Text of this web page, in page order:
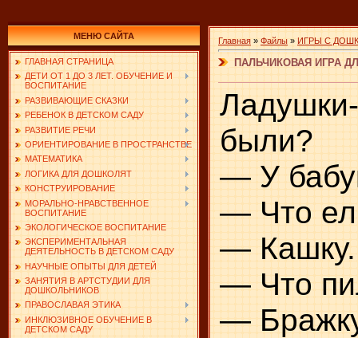
МЕНЮ САЙТА
ГЛАВНАЯ СТРАНИЦА
ДЕТИ ОТ 1 ДО 3 ЛЕТ. ОБУЧЕНИЕ И
ВОСПИТАНИЕ
РАЗВИВАЮЩИЕ СКАЗКИ
РЕБЕНОК В ДЕТСКОМ САДУ
РАЗВИТИЕ РЕЧИ
ОРИЕНТИРОВАНИЕ В ПРОСТРАНСТВЕ
МАТЕМАТИКА
ЛОГИКА ДЛЯ ДОШКОЛЯТ
КОНСТРУИРОВАНИЕ
МОРАЛЬНО-НРАВСТВЕННОЕ
ВОСПИТАНИЕ
ЭКОЛОГИЧЕСКОЕ ВОСПИТАНИЕ
ЭКСПЕРИМЕНТАЛЬНАЯ
ДЕЯТЕЛЬНОСТЬ В ДЕТСКОМ САДУ
НАУЧНЫЕ ОПЫТЫ ДЛЯ ДЕТЕЙ
ЗАНЯТИЯ В АРТСТУДИИ ДЛЯ
ДОШКОЛЬНИКОВ
ПРАВОСЛАВАЯ ЭТИКА
ИНКЛЮЗИВНОЕ ОБУЧЕНИЕ В
ДЕТСКОМ САДУ
Главная » Файлы » ИГРЫ С
ПАЛЬЧИКОВАЯ ИГРА
были?
— У
— Что
— Кашку.
— Что
—